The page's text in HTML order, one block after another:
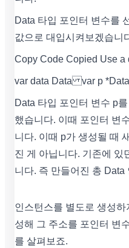
Data 타입 포인터 변수를
값으로 대입시켜보겠습니
Copy Code Copied Use a
var data Data var p
Data 타입 포인터 변수 p
했습니다. 이때 포인터 변
니다. 이때 p가 생성될 때
진 게 아닙니다. 기존에 있
니다. 즉 만들어진 총
인스턴스를 별도로 생성
성해 그 주소를 포인터 변
를 살펴보죠.